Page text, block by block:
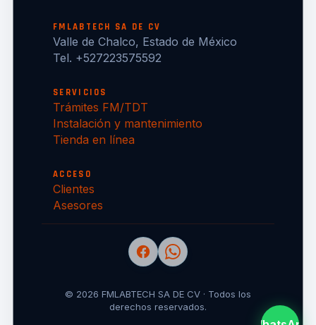
FMLABTECH SA DE CV
Valle de Chalco, Estado de México
Tel. +527223575592
SERVICIOS
Trámites FM/TDT
Instalación y mantenimiento
Tienda en línea
ACCESO
Clientes
Asesores
© 2026 FMLABTECH SA DE CV · Todos los
derechos reservados.